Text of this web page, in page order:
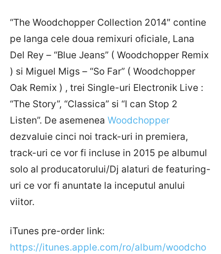
“The Woodchopper Collection 2014″ contine
pe langa cele doua remixuri oficiale, Lana
Del Rey – “Blue Jeans” ( Woodchopper Remix
) si Miguel Migs – “So Far” ( Woodchopper
Oak Remix ) , trei Single-uri Electronik Live :
“The Story”, “Classica” si “I can Stop 2
Listen”. De asemenea Woodchopper
dezvaluie cinci noi track-uri in premiera,
track-uri ce vor fi incluse in 2015 pe albumul
solo al producatorului/Dj alaturi de featuring-
uri ce vor fi anuntate la inceputul anului
viitor.
iTunes pre-order link:
https://itunes.apple.com/ro/album/woodcho